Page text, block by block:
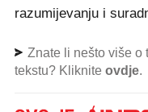
razumijevanju i
Znate li nešto više o
tekstu? Kliknite ovdje.